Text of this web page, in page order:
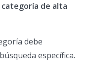
de alta
debe
específica.